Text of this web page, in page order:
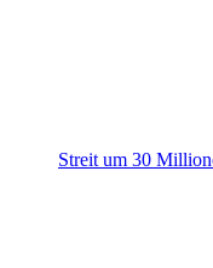
Streit um 30